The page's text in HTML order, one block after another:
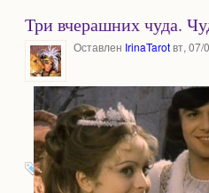
Три вчерашних чуда.
Оставлен IrinaTarotвт, 07/